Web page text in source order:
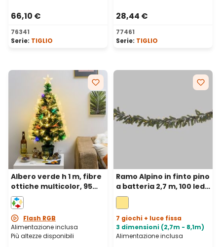
66,10 €
76341
Serie: TIGLIO
28,44 €
77461
Serie: TIGLIO
Albero verde h 1 m, fibre
ottiche multicolor, 95
led RGB e bianco caldo
Flash RGB
Alimentazione inclusa
Più altezze disponibili
Ramo Alpino in finto pino
a batteria 2,7 m, 100 led
integrati bianco caldo
7 giochi + luce fissa
3 dimensioni (2,7m - 8,1m)
Alimentazione inclusa